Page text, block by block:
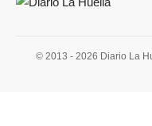
© 2013 - 2026 Diario La